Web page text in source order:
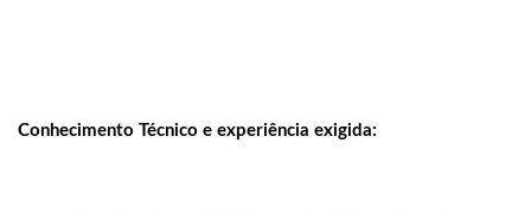
Conhecimento Técnico e experiência exigida: